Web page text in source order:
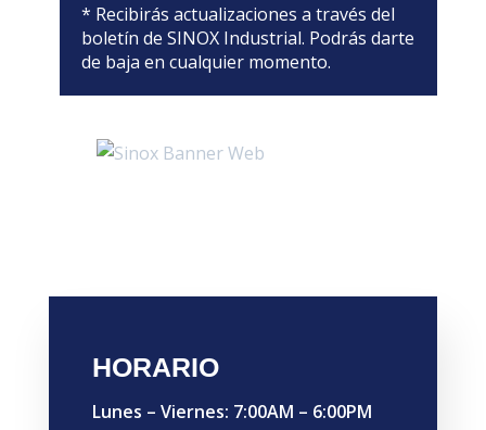
* Recibirás actualizaciones a través del
boletín de SINOX Industrial. Podrás darte
de baja en cualquier momento.
HORARIO
Lunes – Viernes: 7:00AM – 6:00PM